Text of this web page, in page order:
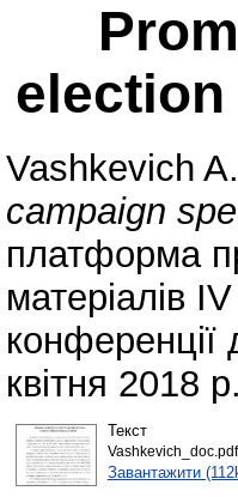
election
Vashkevich A.
campaign
платформа
матеріалів
квітня 2018
Текст
Vashkevich_doc.pdf
Завантажити